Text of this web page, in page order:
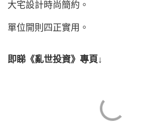
大宅設計時尚簡約。
單位開則四正實用。
即睇《亂世投資》專頁↓